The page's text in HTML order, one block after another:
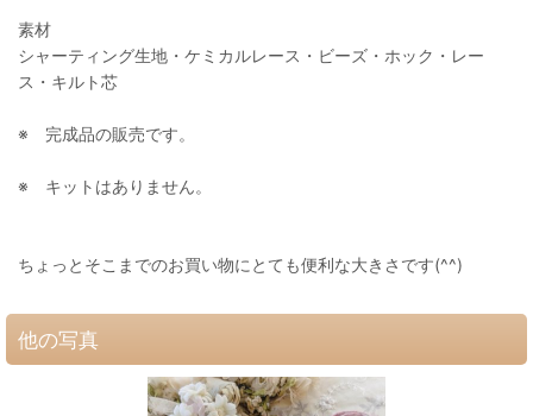
素材
シャーティング生地・ケミカルレース・ビーズ・ホック・レー
ス・キルト芯
※ 完成品の販売です。
※ キットはありません。
ちょっとそこまでのお買い物にとても便利な大きさです(^^)
他の写真